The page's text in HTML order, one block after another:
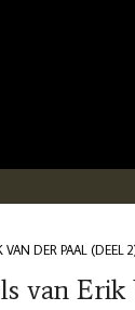
VAN DER PAAL (DEEL
van Erik